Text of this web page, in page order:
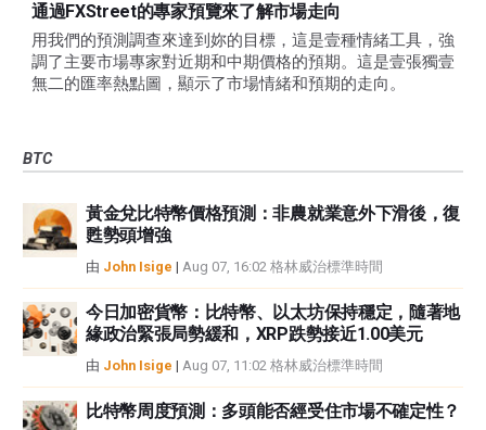
通過FXStreet的專家預覽來了解市場走向
用我們的預測調查來達到妳的目標，這是壹種情緒工具，強
調了主要市場專家對近期和中期價格的預期。這是壹張獨壹
無二的匯率熱點圖，顯示了市場情緒和預期的走向。
BTC
黃金兌比特幣價格預測：非農就業意外下滑後，復
甦勢頭增強
由 John Isige | Aug 07, 16:02 格林威治標準時間
今日加密貨幣：比特幣、以太坊保持穩定，隨著地
緣政治緊張局勢緩和，XRP跌勢接近1.00美元
由 John Isige | Aug 07, 11:02 格林威治標準時間
比特幣周度預測：多頭能否經受住市場不確定性？